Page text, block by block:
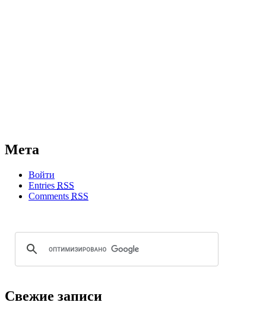
Мета
Войти
Entries RSS
Comments RSS
Свежие записи